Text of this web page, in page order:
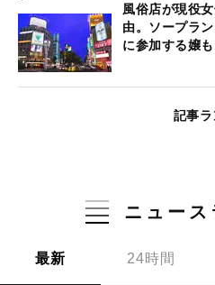
風俗店が現役
由。ソープラ
に参加する嬢
記事
ニュー
最新 24時間